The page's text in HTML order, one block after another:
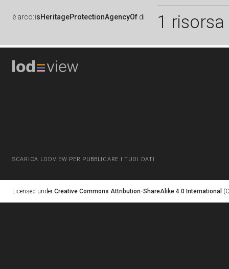
è arco:isHeritageProtectionAgencyOf di 1 risorsa
SCARICA LODVIEW PER PUBBLICARE I TUOI DATI
Licensed under Creative Commons Attribution-ShareAlike 4.0 International